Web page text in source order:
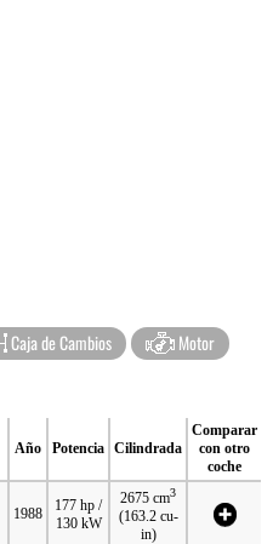
Caja de Cambios Motor
Año Potencia Cilindrada
Comparar
con otro
coche
1988
177 hp /
130 kW
2675 cm3
(163.2 cu-
in)